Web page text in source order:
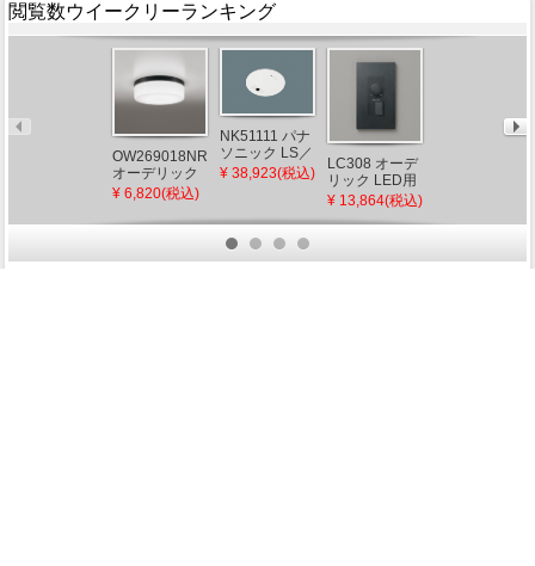
閲覧数ウイークリーランキング
OW269018NR
オーデリック
浴室灯 φ312
LED（昼白
¥ 6,820(税込)
NK51111 パナ
ソニック LS／
PD信号変換イ
ンターフェー
¥ 38,923(税込)
LC308 オーデ
リック LED用
PWM調光器
15A ブラック
¥ 13,864(税込)